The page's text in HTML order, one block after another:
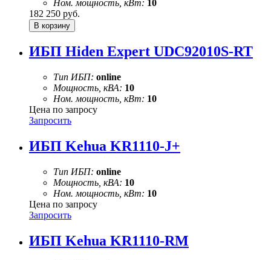
Ном. мощность, кВт: 10
182 250 руб.
ИБП Hiden Expert UDC92010S-RT
Тип ИБП: online
Мощность, кВА: 10
Ном. мощность, кВт: 10
Цена по запросу
Запросить
ИБП Kehua KR1110-J+
Тип ИБП: online
Мощность, кВА: 10
Ном. мощность, кВт: 10
Цена по запросу
Запросить
ИБП Kehua KR1110-RM